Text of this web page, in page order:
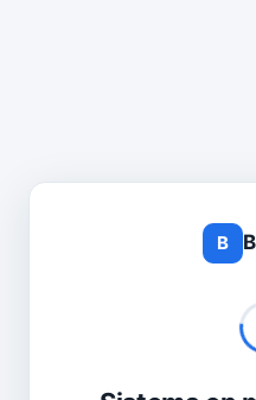
B